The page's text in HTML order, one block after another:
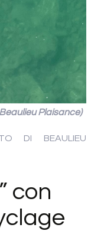
Plaisance)
DI BEAULIEU
con